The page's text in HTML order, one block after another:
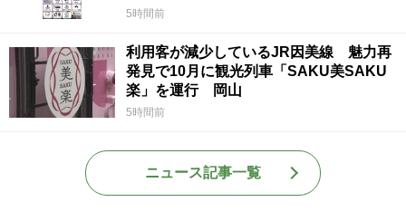
5時間前
利用客が減少しているJR因美線 魅力再
発見で10月に観光列車「SAKU美SAKU
楽」を運行 岡山
5時間前
ニュース記事一覧